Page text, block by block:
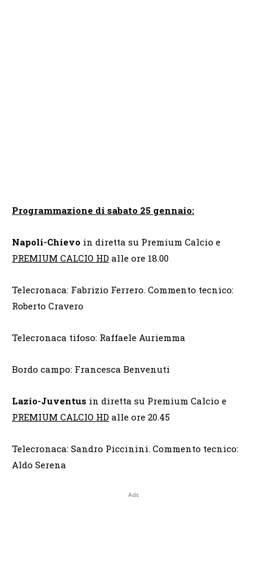
Programmazione di sabato 25 gennaio:
Napoli-Chievo in diretta su Premium Calcio e
PREMIUM CALCIO HD alle ore 18.00
Telecronaca: Fabrizio Ferrero. Commento tecnico:
Roberto Cravero
Telecronaca tifoso: Raffaele Auriemma
Bordo campo: Francesca Benvenuti
Lazio-Juventus in diretta su Premium Calcio e
PREMIUM CALCIO HD alle ore 20.45
Telecronaca: Sandro Piccinini. Commento tecnico:
Aldo Serena
Ads